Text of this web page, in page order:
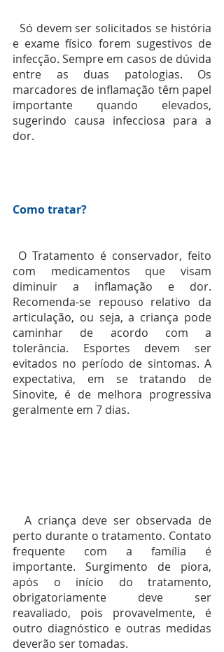
e exame físico forem sugestivos de
infecção. Sempre em casos de dúvida
entre as duas patologias. Os
marcadores de inflamação têm papel
importante quando elevados,
sugerindo causa infecciosa para a
dor.
Como tratar?
com medicamentos que visam
diminuir a inflamação e dor.
Recomenda-se repouso relativo da
articulação, ou seja, a criança pode
caminhar de acordo com a
tolerância. Esportes devem ser
evitados no período de sintomas. A
expectativa, em se tratando de
Sinovite, é de melhora progressiva
geralmente em 7 dias.
  A criança deve ser observada de
perto durante o tratamento. Contato
frequente com a família é
importante. Surgimento de piora,
após o início do tratamento,
obrigatoriamente deve ser
reavaliado, pois provavelmente, é
outro diagnóstico e outras medidas
deverão ser tomadas.